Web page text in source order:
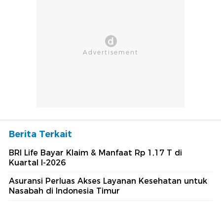
Berita Terkait
BRI Life Bayar Klaim & Manfaat Rp 1,17 T di
Kuartal I-2026
Asuransi Perluas Akses Layanan Kesehatan untuk
Nasabah di Indonesia Timur